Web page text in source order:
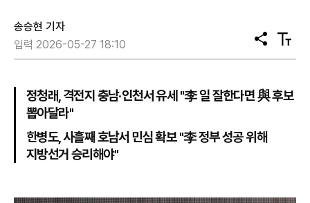
송승현 기자
입력 2026-05-27 18:10
공
유
텍
스
기
정청래, 격전지 충남·인천서 유세 "李 일 잘한다면 與 후보
뽑아달라"
한병도, 사흘째 호남서 민심 확보 "李 정부 성공 위해
지방선거 승리해야"